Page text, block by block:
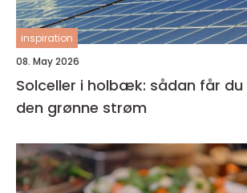
inspiration
08. May 2026
Solceller i holbæk: sådan får
den grønne strøm